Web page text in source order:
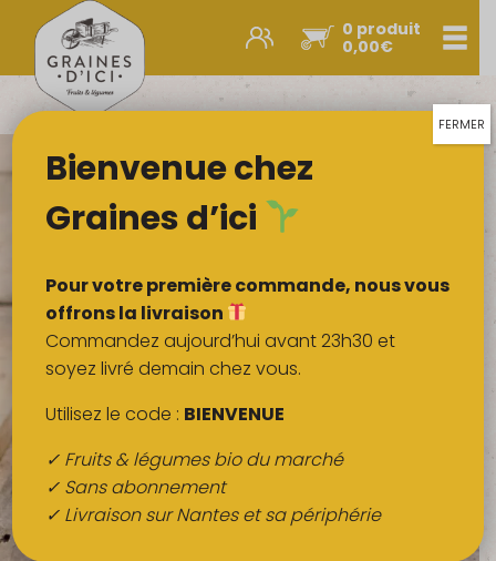
0 produit
0,00€
Promos et nouveautés
Légumes & œufs
Fruits
Viandes
Boulangerie
Crémerie
Poissons
Épicerie sucrée
Épices
Boissons
Bienvenue chez
Graines d’ici
Pour votre première commande, nous vous
offrons la livraison
Commandez aujourd’hui avant 23h30 et
soyez livré demain chez vous.
Utilisez le code : BIENVENUE
✓ Fruits & légumes bio du marché
✓ Sans abonnement
✓ Livraison sur Nantes et sa périphérie
FERMER